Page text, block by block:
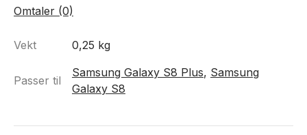
Omtaler (0)
Vekt 0,25 kg
Passer til
Samsung Galaxy S8 Plus, Samsung
Galaxy S8